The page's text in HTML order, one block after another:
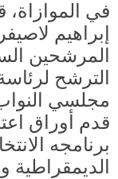
في
إبراهيم
المرشحين
الترشح
مجلسي
قدم أوراق
برنامجه
الديمقراطية